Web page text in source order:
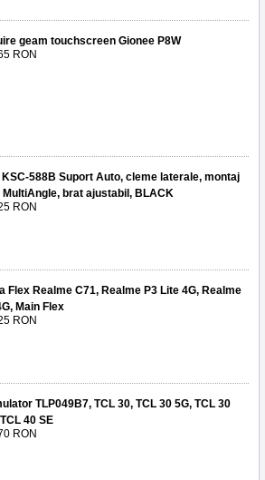
geam touchscreen Gionee P8W
RON
588B Suport Auto, cleme laterale, montaj
MultiAngle, brat ajustabil, BLACK
RON
Flex Realme C71, Realme P3 Lite 4G, Realme
Main Flex
RON
TLP049B7, TCL 30, TCL 30 5G, TCL 30
40 SE
RON